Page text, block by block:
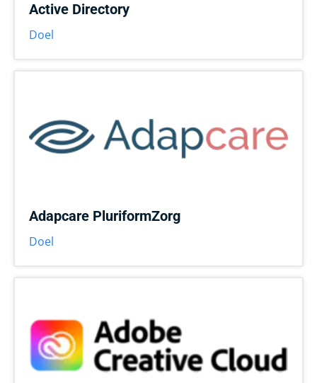
Active Directory
Doel
Adapcare PluriformZorg
Doel